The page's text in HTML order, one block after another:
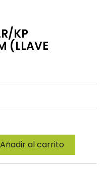
KP
(LLAVE
Añadir al carrito